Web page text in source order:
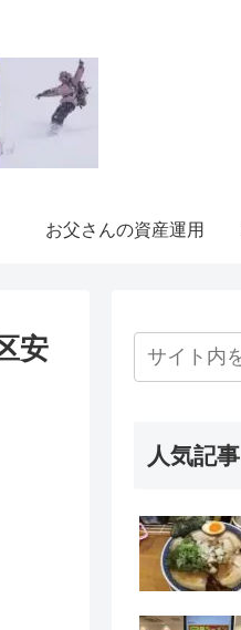
お父さんの資産運用
安
人気記事